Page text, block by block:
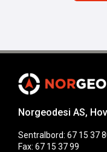
Norgeodesi AS,
Sentralbord: 67 15 37
Fax: 67 15 37 99